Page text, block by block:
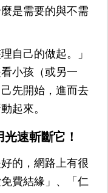
是需要的與不需
自己的做起。」
小孩（或另一
先開始，進而去
起來。
速斬斷它！
的，網路上有很
費結緣」、「仁